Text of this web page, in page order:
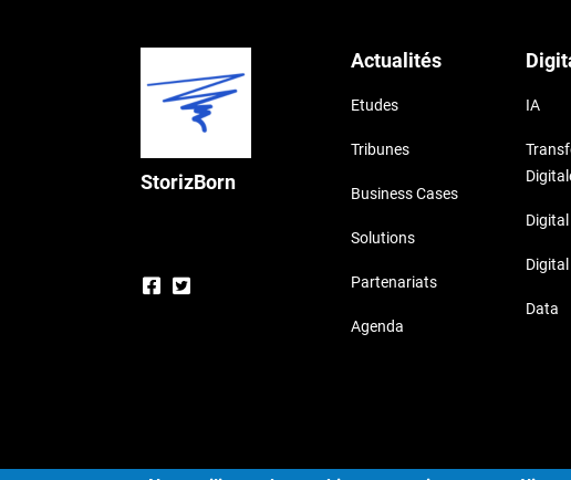
StorizBorn
Actualités
Etudes
Tribunes
Business Cases
Solutions
Partenariats
Agenda
IA
Digital
Data